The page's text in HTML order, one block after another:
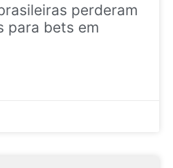
perderam
para bets em